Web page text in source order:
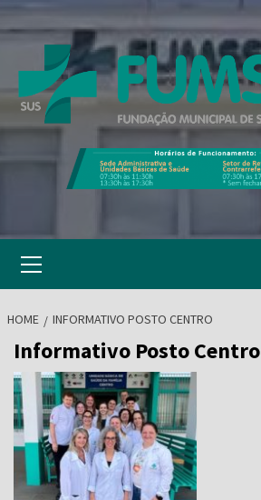
to
Menu
HOME INFORMATIVO POSTO CENTRO
Informativo Posto Centro